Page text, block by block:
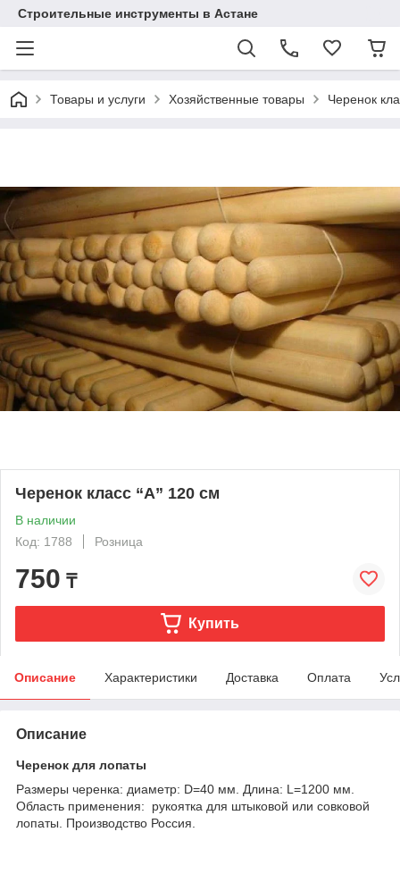
Строительные инструменты в Астане
Товары и услуги Хозяйственные товары Черенок
Черенок класс “А” 120 см
В наличии
Код: 1788
Розница
750 ₸
Купить
Описание Характеристики Доставка Оплата
Описание
Черенок для лопаты
Размеры черенка: диаметр: D=40 мм. Длина: L=1200 мм.
Область применения: рукоятка для штыковой или совковой
лопаты. Производство Россия.